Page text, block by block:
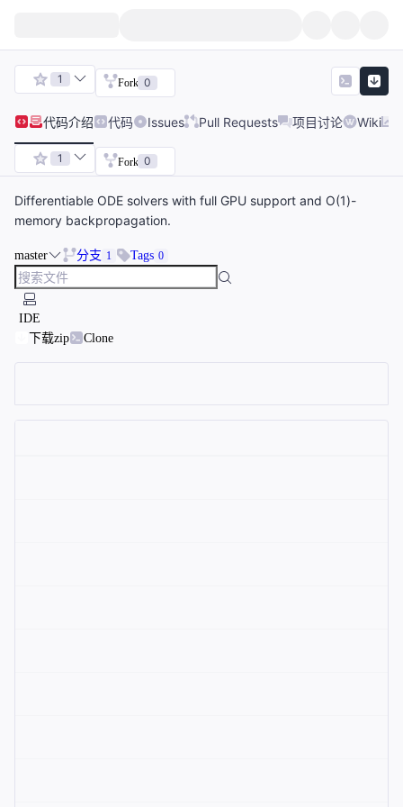
1 Fork 0
代码介绍 代码 Issues Pull Requests 项目讨论 Wiki
1 Fork 0
Differentiable ODE solvers with full GPU support and O(1)-
memory backpropagation.
master 分支 1 Tags 0
IDE
下载zip
Clone